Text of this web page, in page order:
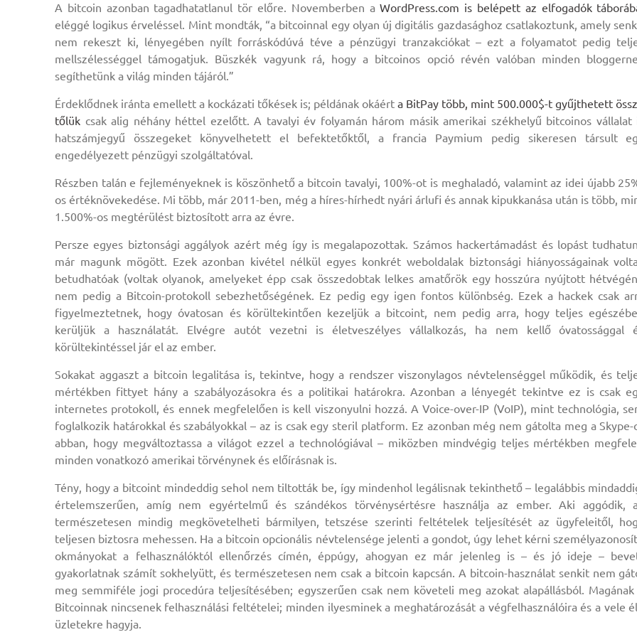
A bitcoin azonban tagadhatatlanul tör előre. Novemberben aWordPress.com is belépett az elfogadók
eléggé logikus érveléssel. Mint mondták, “a bitcoinnal egy olyan új digitális gazdasághoz csatlakoztunk, amely
nem rekeszt ki, lényegében nyílt forráskódúvá téve a pénzügyi tranzakciókat – ezt a folyamatot pedig
mellszélességgel támogatjuk. Büszkék vagyunk rá, hogy a bitcoinos opció révén valóban minden
segíthetünk a világ minden tájáról.”
Érdeklődnek iránta emellett a kockázati tőkések is; példának okáérta BitPay több, mint 500.000$-t gyűjthetett
tőlük csak alig néhány héttel ezelőtt. A tavalyi év folyamán három másik amerikai székhelyű bitcoinos vállalat
hatszámjegyű összegeket könyvelhetett el befektetőktől, a francia Paymium pedig sikeresen társult
engedélyezett pénzügyi szolgáltatóval.
Részben talán e fejleményeknek is köszönhető a bitcoin tavalyi, 100%-ot is meghaladó, valamint az idei újabb
os értéknövekedése. Mi több, már 2011-ben, még a híres-hírhedt nyári árlufi és annak kipukkanása után is több,
1.500%-os megtérülést biztosított arra az évre.
Persze egyes biztonsági aggályok azért még így is megalapozottak. Számos hackertámadást és lopást
már magunk mögött. Ezek azonban kivétel nélkül egyes konkrét weboldalak biztonsági hiányosságainak
betudhatóak (voltak olyanok, amelyeket épp csak összedobtak lelkes amatőrök egy hosszúra nyújtott
nem pedig a Bitcoin-protokoll sebezhetőségének. Ez pedig egy igen fontos különbség. Ezek a hackek csak
figyelmeztetnek, hogy óvatosan és körültekintően kezeljük a bitcoint, nem pedig arra, hogy teljes
kerüljük a használatát. Elvégre autót vezetni is életveszélyes vállalkozás, ha nem kellő óvatossággal
körültekintéssel jár el az ember.
Sokakat aggaszt a bitcoin legalitása is, tekintve, hogy a rendszer viszonylagos névtelenséggel működik, és
mértékben fittyet hány a szabályozásokra és a politikai határokra. Azonban a lényegét tekintve ez is csak
internetes protokoll, és ennek megfelelően is kell viszonyulni hozzá. A Voice-over-IP (VoIP), mint technológia,
foglalkozik határokkal és szabályokkal – az is csak egy steril platform. Ez azonban még nem gátolta meg a Skype-
abban, hogy megváltoztassa a világot ezzel a technológiával – miközben mindvégig teljes mértékben
minden vonatkozó amerikai törvénynek és előírásnak is.
Tény, hogy a bitcoint mindeddig sehol nem tiltották be, így mindenhol legálisnak tekinthető – legalábbis
értelemszerűen, amíg nem egyértelmű és szándékos törvénysértésre használja az ember. Aki aggódik,
természetesen mindig megkövetelheti bármilyen, tetszése szerinti feltételek teljesítését az ügyfeleitől,
teljesen biztosra mehessen. Ha a bitcoin opcionális névtelensége jelenti a gondot, úgy lehet kérni
okmányokat a felhasználóktól ellenőrzés címén, éppúgy, ahogyan ez már jelenleg is – és jó ideje –
gyakorlatnak számít sokhelyütt, és természetesen nem csak a bitcoin kapcsán. A bitcoin-használat senkit nem
meg semmiféle jogi procedúra teljesítésében; egyszerűen csak nem követeli meg azokat alapállásból. Magának
Bitcoinnak nincsenek felhasználási feltételei; minden ilyesminek a meghatározását a végfelhasználóira és a vele
üzletekre hagyja.